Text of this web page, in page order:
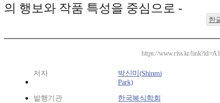
의 행보와 작품 특성을 중심으로 -
한
https://www.riss.kr/
저자
박신미(Shinmi
Park)
발행기관 한국복식학회